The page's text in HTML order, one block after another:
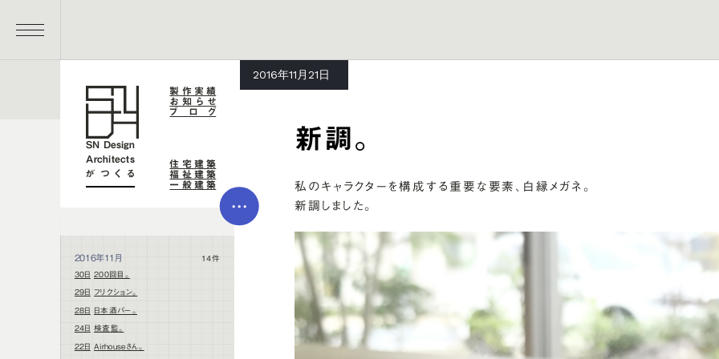
MENU
製作実績
お知らせ
ブログ
SN Design
Architects
がつくる
住宅建築
福祉建築
一般建築
MEN
2016年11月 14件
30日 200回目。
29日 フリクション。
28日 日本酒バー。
24日 検査監。
22日 Airhouseさん。
2016年11月21日
新調。
私のキャラクターを構成する重要な要素、白縁メガネ。
新調しました。